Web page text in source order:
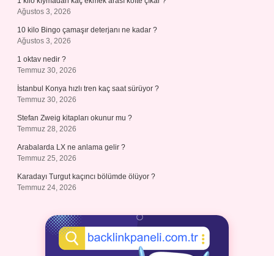
Ağustos 3, 2026
10 kilo Bingo çamaşır deterjanı ne kadar ?
Ağustos 3, 2026
1 oktav nedir ?
Temmuz 30, 2026
İstanbul Konya hızlı tren kaç saat sürüyor ?
Temmuz 30, 2026
Stefan Zweig kitapları okunur mu ?
Temmuz 28, 2026
Arabalarda LX ne anlama gelir ?
Temmuz 25, 2026
Karadayı Turgut kaçıncı bölümde ölüyor ?
Temmuz 24, 2026